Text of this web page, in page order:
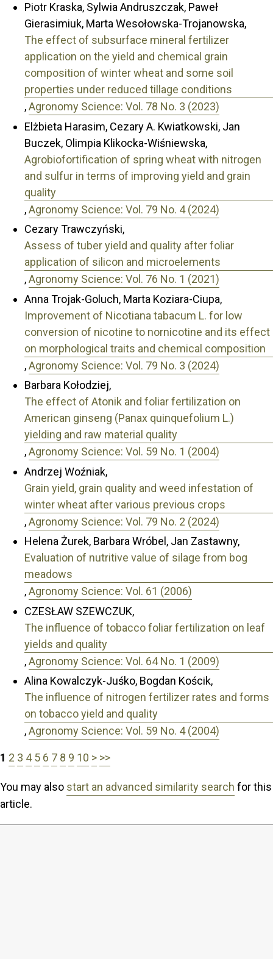
Piotr Kraska, Sylwia Andruszczak, Paweł
Gierasimiuk, Marta Wesołowska-Trojanowska,
The effect of subsurface mineral fertilizer
application on the yield and chemical grain
composition of winter wheat and some soil
properties under reduced tillage conditions
,Agronomy Science: Vol. 78 No. 3 (2023)
Elżbieta Harasim, Cezary A. Kwiatkowski, Jan
Buczek, Olimpia Klikocka-Wiśniewska,
Agrobiofortification of spring wheat with nitrogen
and sulfur in terms of improving yield and grain
quality
,Agronomy Science: Vol. 79 No. 4 (2024)
Cezary Trawczyński,
Assess of tuber yield and quality after foliar
application of silicon and microelements
,Agronomy Science: Vol. 76 No. 1 (2021)
Anna Trojak-Goluch, Marta Koziara-Ciupa,
Improvement of Nicotiana tabacum L. for low
conversion of nicotine to nornicotine and its effect
on morphological traits and chemical composition
,Agronomy Science: Vol. 79 No. 3 (2024)
Barbara Kołodziej,
The effect of Atonik and foliar fertilization on
American ginseng (Panax quinquefolium L.)
yielding and raw material quality
,Agronomy Science: Vol. 59 No. 1 (2004)
Andrzej Woźniak,
Grain yield, grain quality and weed infestation of
winter wheat after various previous crops
,Agronomy Science: Vol. 79 No. 2 (2024)
Helena Żurek, Barbara Wróbel, Jan Zastawny,
Evaluation of nutritive value of silage from bog
meadows
,Agronomy Science: Vol. 61 (2006)
CZESŁAW SZEWCZUK,
The influence of tobacco foliar fertilization on leaf
yields and quality
,Agronomy Science: Vol. 64 No. 1 (2009)
Alina Kowalczyk-Juśko, Bogdan Kościk,
The influence of nitrogen fertilizer rates and forms
on tobacco yield and quality
,Agronomy Science: Vol. 59 No. 4 (2004)
1 2 3 4 5 6 7 8 9 10 > >>
You may also start an advanced similarity search for this
article.